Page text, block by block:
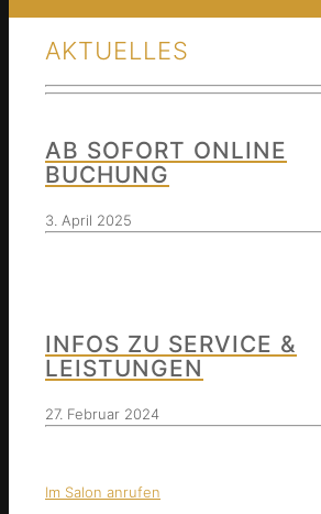
AKTUELLES
AB SOFORT ONLINE
BUCHUNG
3. April 2025
INFOS ZU SERVICE &
LEISTUNGEN
27. Februar 2024
Im Salon anrufen